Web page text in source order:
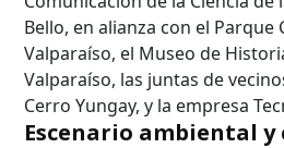
Bello, en alianza con el Parque
Valparaíso, el Museo de
Valparaíso, las juntas de
Cerro Yungay, y la empresa
Escenario ambiental